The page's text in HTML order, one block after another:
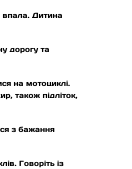
впала. Дитина
дорогу та
на мотоциклі.
також підліток,
з бажання
Говоріть із